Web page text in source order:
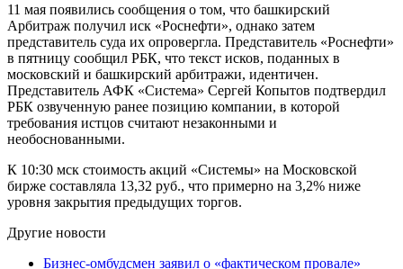
11 мая появились сообщения о том, что башкирский
Арбитраж получил иск «Роснефти», однако затем
представитель суда их опровергла. Представитель «Роснефти»
в пятницу сообщил РБК, что текст исков, поданных в
московский и башкирский арбитражи, идентичен.
Представитель АФК «Система» Сергей Копытов подтвердил
РБК озвученную ранее позицию компании, в которой
требования истцов считают незаконными и
необоснованными.
К 10:30 мск стоимость акций «Системы» на Московской
бирже составляла 13,32 руб., что примерно на 3,2% ниже
уровня закрытия предыдущих торгов.
Другие новости
Бизнес-омбудсмен заявил о «фактическом провале»